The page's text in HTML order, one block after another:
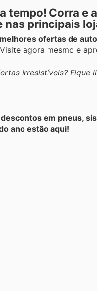
tempo! Corra e
nas principais
melhores ofertas de
agora mesmo e
irresistíveis? Fique
em pneus,
ano estão aqui!